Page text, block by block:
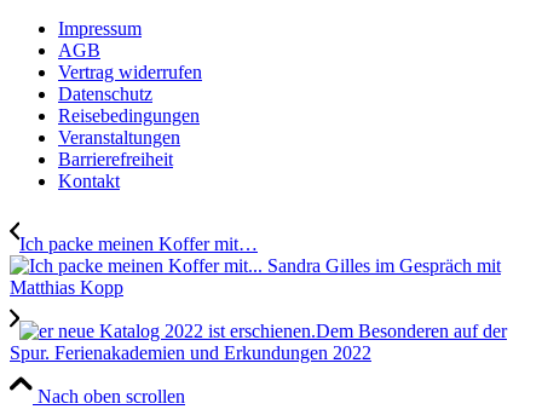
Impressum
AGB
Vertrag widerrufen
Datenschutz
Reisebedingungen
Veranstaltungen
Barrierefreiheit
Kontakt
Ich packe meinen Koffer mit…
Dem Besonderen auf der
Spur. Ferienakademien und Erkundungen 2022
Nach oben scrollen